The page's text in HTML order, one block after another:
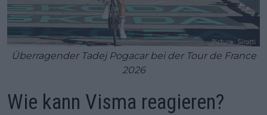
Überragender Tadej Pogacar bei der Tour de France
2026
Wie kann Visma reagieren?